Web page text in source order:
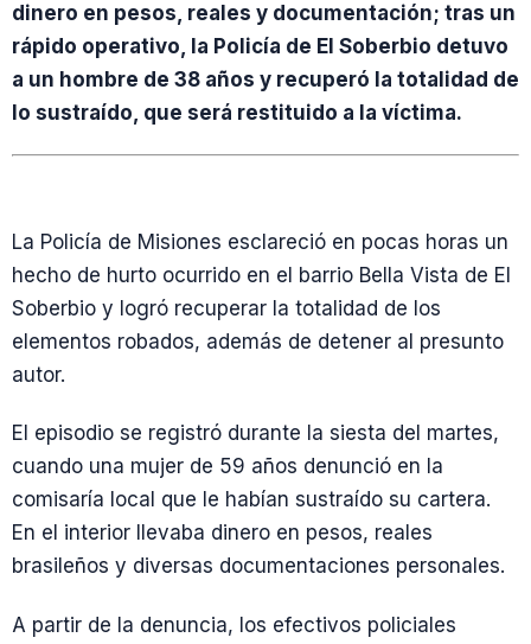
dinero en pesos, reales y documentación; tras un
rápido operativo, la Policía de El Soberbio detuvo
a un hombre de 38 años y recuperó la totalidad de
lo sustraído, que será restituido a la víctima.
La Policía de Misiones esclareció en pocas horas un
hecho de hurto ocurrido en el barrio Bella Vista de El
Soberbio y logró recuperar la totalidad de los
elementos robados, además de detener al presunto
autor.
El episodio se registró durante la siesta del martes,
cuando una mujer de 59 años denunció en la
comisaría local que le habían sustraído su cartera.
En el interior llevaba dinero en pesos, reales
brasileños y diversas documentaciones personales.
A partir de la denuncia, los efectivos policiales